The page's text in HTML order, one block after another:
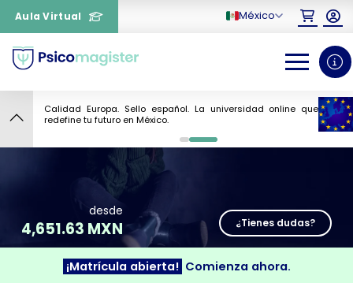
Aula Virtual México
Calidad Europa. Sello español. La universidad online que
redefine tu futuro en México.
0 1
9
desde
4,651.63 MXN ¿Tienes dudas?
¡Matrícula abierta! Comienza ahora.